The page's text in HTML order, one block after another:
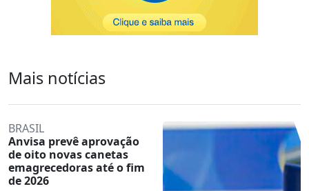
Mais notícias
BRASIL
Anvisa prevê aprovação
de oito novas canetas
emagrecedoras até o fim
de 2026